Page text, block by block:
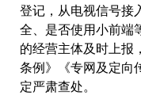
登记，从电视信号接
全、是否使用小前端
的经营主体及时上报
条例》《专网及定向
定严肃查处。